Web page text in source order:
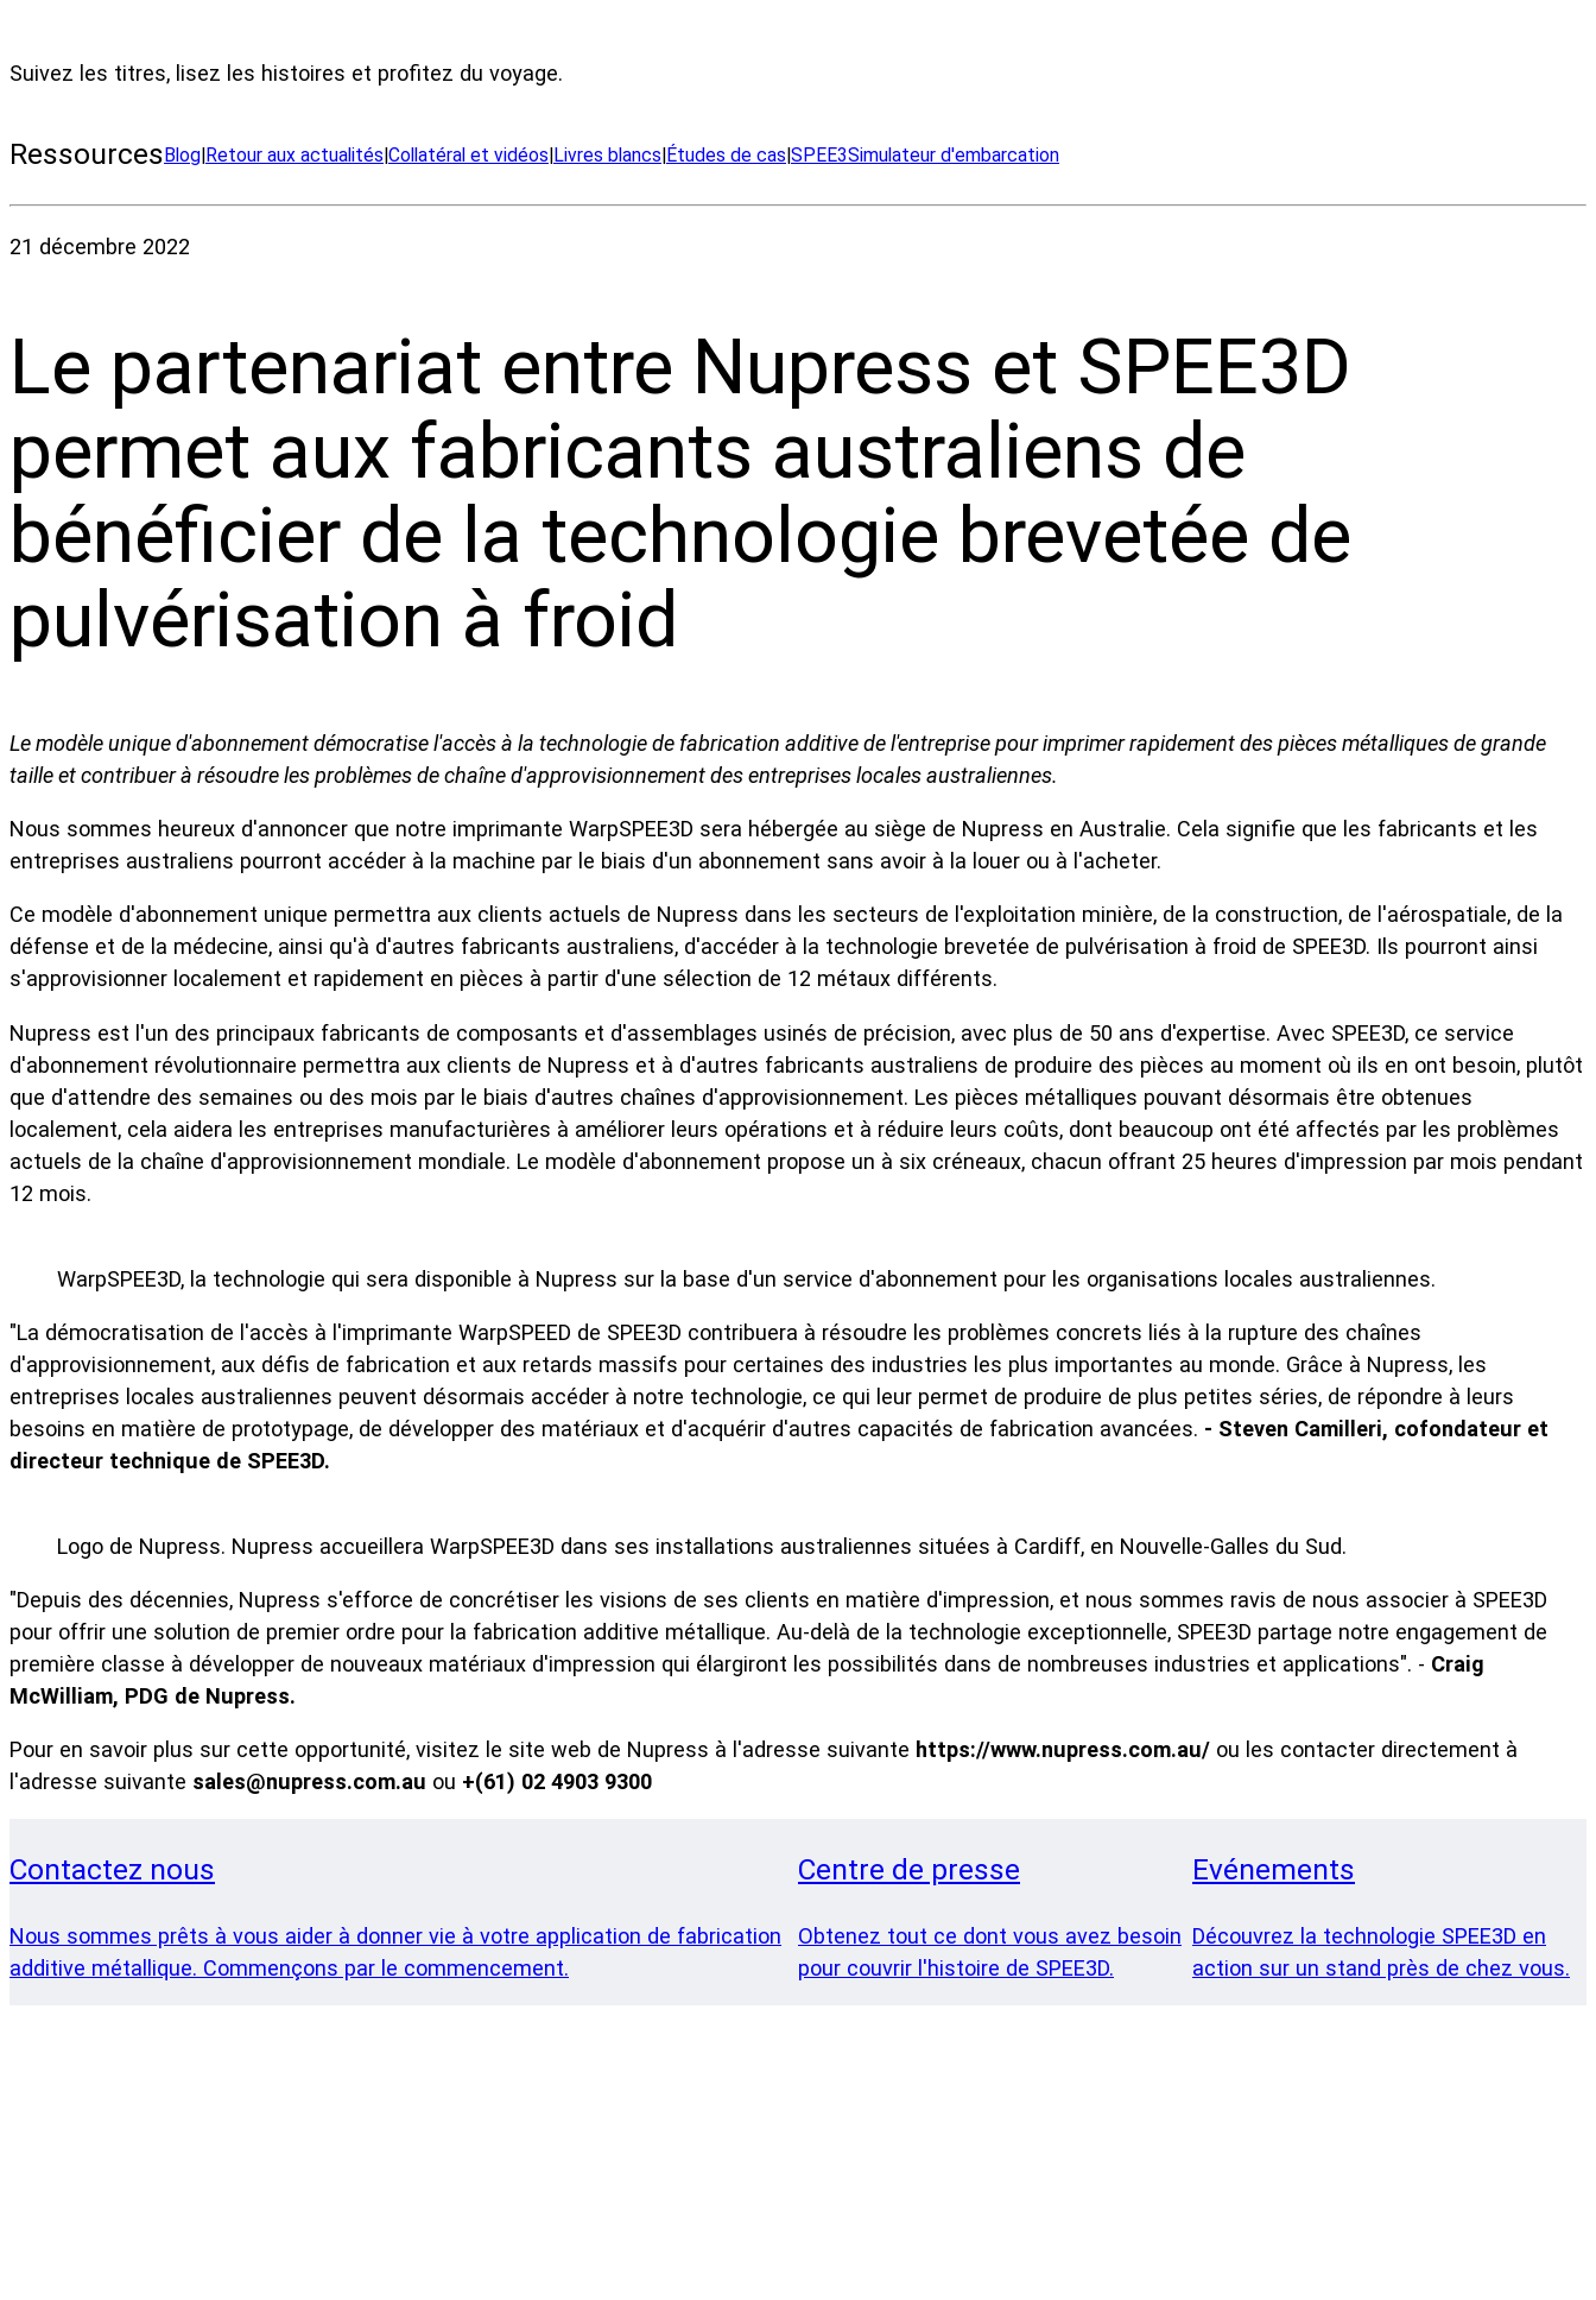
Suivez les titres, lisez les histoires et profitez du voyage.
RessourcesBlog|Retour aux actualités|Collatéral et vidéos|Livres blancs|Études de cas|SPEE3Simulateur d'embarcation
21 décembre 2022
Le partenariat entre Nupress et SPEE3D
permet aux fabricants australiens de
bénéficier de la technologie brevetée de
pulvérisation à froid
Le modèle unique d'abonnement démocratise l'accès à la technologie de fabrication additive de l'entreprise pour imprimer rapidement des pièces métalliques de grande
taille et contribuer à résoudre les problèmes de chaîne d'approvisionnement des entreprises locales australiennes.
Nous sommes heureux d'annoncer que notre imprimante WarpSPEE3D sera hébergée au siège de Nupress en Australie. Cela signifie que les fabricants et les
entreprises australiens pourront accéder à la machine par le biais d'un abonnement sans avoir à la louer ou à l'acheter.
Ce modèle d'abonnement unique permettra aux clients actuels de Nupress dans les secteurs de l'exploitation minière, de la construction, de l'aérospatiale, de la
défense et de la médecine, ainsi qu'à d'autres fabricants australiens, d'accéder à la technologie brevetée de pulvérisation à froid de SPEE3D. Ils pourront ainsi
s'approvisionner localement et rapidement en pièces à partir d'une sélection de 12 métaux différents.
Nupress est l'un des principaux fabricants de composants et d'assemblages usinés de précision, avec plus de 50 ans d'expertise. Avec SPEE3D, ce service
d'abonnement révolutionnaire permettra aux clients de Nupress et à d'autres fabricants australiens de produire des pièces au moment où ils en ont besoin, plutôt
que d'attendre des semaines ou des mois par le biais d'autres chaînes d'approvisionnement. Les pièces métalliques pouvant désormais être obtenues
localement, cela aidera les entreprises manufacturières à améliorer leurs opérations et à réduire leurs coûts, dont beaucoup ont été affectés par les problèmes
actuels de la chaîne d'approvisionnement mondiale. Le modèle d'abonnement propose un à six créneaux, chacun offrant 25 heures d'impression par mois pendant
12 mois.
WarpSPEE3D, la technologie qui sera disponible à Nupress sur la base d'un service d'abonnement pour les organisations locales australiennes.
"La démocratisation de l'accès à l'imprimante WarpSPEED de SPEE3D contribuera à résoudre les problèmes concrets liés à la rupture des chaînes
d'approvisionnement, aux défis de fabrication et aux retards massifs pour certaines des industries les plus importantes au monde. Grâce à Nupress, les
entreprises locales australiennes peuvent désormais accéder à notre technologie, ce qui leur permet de produire de plus petites séries, de répondre à leurs
besoins en matière de prototypage, de développer des matériaux et d'acquérir d'autres capacités de fabrication avancées. - Steven Camilleri, cofondateur et
directeur technique de SPEE3D.
Logo de Nupress. Nupress accueillera WarpSPEE3D dans ses installations australiennes situées à Cardiff, en Nouvelle-Galles du Sud.
"Depuis des décennies, Nupress s'efforce de concrétiser les visions de ses clients en matière d'impression, et nous sommes ravis de nous associer à SPEE3D
pour offrir une solution de premier ordre pour la fabrication additive métallique. Au-delà de la technologie exceptionnelle, SPEE3D partage notre engagement de
première classe à développer de nouveaux matériaux d'impression qui élargiront les possibilités dans de nombreuses industries et applications". - Craig
McWilliam, PDG de Nupress.
Pour en savoir plus sur cette opportunité, visitez le site web de Nupress à l'adresse suivante https://www.nupress.com.au/ ou les contacter directement à
l'adresse suivante sales@nupress.com.au ou +(61) 02 4903 9300
Contactez nous
Nous sommes prêts à vous aider à donner vie à votre application de fabrication
additive métallique. Commençons par le commencement.
Centre de presse
Obtenez tout ce dont vous avez besoin
pour couvrir l'histoire de SPEE3D.
Evénements
Découvrez la technologie SPEE3D en
action sur un stand près de chez vous.